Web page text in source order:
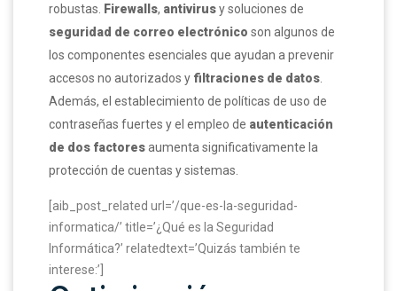
robustas.
Firewalls, antivirusy soluciones de
seguridad de correo electrónico son algunos de
los componentes esenciales que ayudan a prevenir
accesos no autorizados y filtraciones de datos
Además, el establecimiento de políticas de uso de
contraseñas fuertes y el empleo de autenticación
de dos factoresaumenta significativamente la
protección de cuentas y sistemas.
[aib_post_related url=’/que-es-la-seguridad-
informatica/’ title=’¿Qué es la Seguridad
Informática?’ relatedtext=’Quizás también te
interese:’]